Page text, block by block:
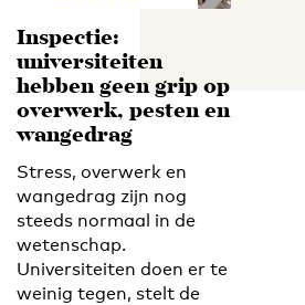
Inspectie:
universiteiten
hebben geen grip op
overwerk, pesten en
wangedrag
Stress, overwerk en
wangedrag zijn nog
steeds normaal in de
wetenschap.
Universiteiten doen er te
weinig tegen, stelt de